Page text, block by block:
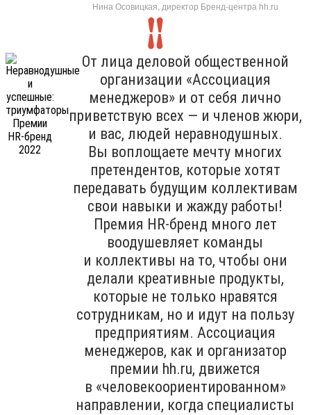
Нина Осовицкая, директор Бренд-центра hh.ru
От лица деловой общественной
организации «Ассоциация
менеджеров» и от себя лично
приветствую всех — и членов жюри,
и вас, людей неравнодушных.
Вы воплощаете мечту многих
претендентов, которые хотят
передавать будущим коллективам
свои навыки и жажду работы!
Премия HR-бренд много лет
воодушевляет команды
и коллективы на то, чтобы они
делали креативные продукты,
которые не только нравятся
сотрудникам, но и идут на пользу
предприятиям. Ассоциация
менеджеров, как и организатор
премии hh.ru, движется
в «человекоориентированном»
направлении, когда специалисты